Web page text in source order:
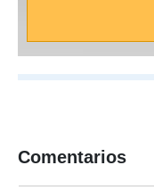
Comentarios